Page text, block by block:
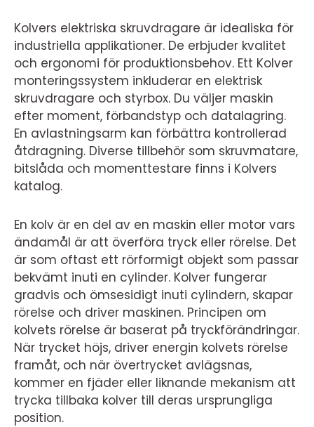
Kolvers elektriska skruvdragare är idealiska för
industriella applikationer. De erbjuder kvalitet
och ergonomi för produktionsbehov. Ett Kolver
monteringssystem inkluderar en elektrisk
skruvdragare och styrbox. Du väljer maskin
efter moment, förbandstyp och datalagring.
En avlastningsarm kan förbättra kontrollerad
åtdragning. Diverse tillbehör som skruvmatare,
bitslåda och momenttestare finns i Kolvers
katalog.
En kolv är en del av en maskin eller motor vars
ändamål är att överföra tryck eller rörelse. Det
är som oftast ett rörformigt objekt som passar
bekvämt inuti en cylinder. Kolver fungerar
gradvis och ömsesidigt inuti cylindern, skapar
rörelse och driver maskinen. Principen om
kolvets rörelse är baserat på tryckförändringar.
När trycket höjs, driver energin kolvets rörelse
framåt, och när övertrycket avlägsnas,
kommer en fjäder eller liknande mekanism att
trycka tillbaka kolver till deras ursprungliga
position.